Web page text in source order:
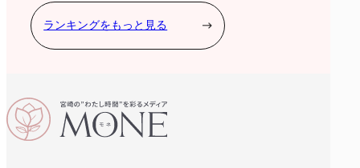
ランキングをもっと見る